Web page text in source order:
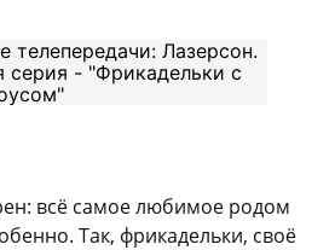
всё самое любимое родом
Так, фрикадельки, своё